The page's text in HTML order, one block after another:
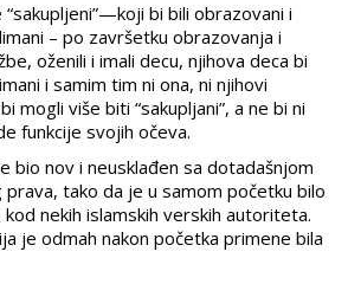
“sakupljeni”—koji bi bili obrazovani i
– po završetku obrazovanja i
oženili i imali decu, njihova deca bi
i samim tim ni ona, ni njihovi
mogli više biti “sakupljani”, a ne bi ni
funkcije svojih očeva.
bio nov i neusklađen sa dotadašnjom
tako da je u samom početku bilo
nekih islamskih verskih autoriteta.
je odmah nakon početka primene bila